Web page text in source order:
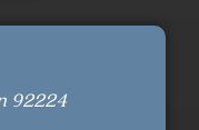
92224